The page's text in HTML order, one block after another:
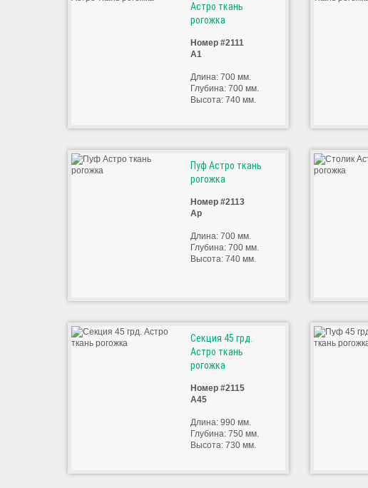
Астро ткань
рогожка
Номер #2111
А1
Длина: 700 мм.
Глубина: 700 мм.
Высота: 740 мм.
Пуф Астро ткань
рогожка
Номер #2113
Ар
Длина: 700 мм.
Глубина: 700 мм.
Высота: 740 мм.
Секция 45 грд.
Астро ткань
рогожка
Номер #2115
А45
Длина: 990 мм.
Глубина: 750 мм.
Высота: 730 мм.